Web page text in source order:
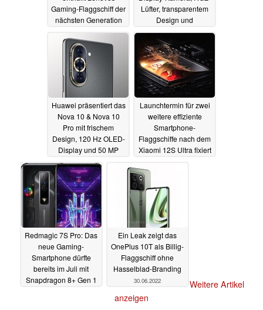
Gaming-Flaggschiff der
nächsten Generation
04.07.2022
Lüfter, transparentem
Design und
Flaggschiff-Specs
04.07.2022
Huawei präsentiert das
Nova 10 & Nova 10
Pro mit frischem
Design, 120 Hz OLED-
Display und 50 MP
RYYB-Kamera
04.07.2022
Launchtermin für zwei
weitere effiziente
Smartphone-
Flaggschiffe nach dem
Xiaomi 12S Ultra fixiert
Redmagic 7S Pro: Das
neue Gaming-
Smartphone dürfte
bereits im Juli mit
Snapdragon 8+ Gen 1
Ein Leak zeigt das
OnePlus 10T als Billig-
Flaggschiff ohne
Hasselblad-Branding
30.06.2022
Weitere Artikel
anzeigen